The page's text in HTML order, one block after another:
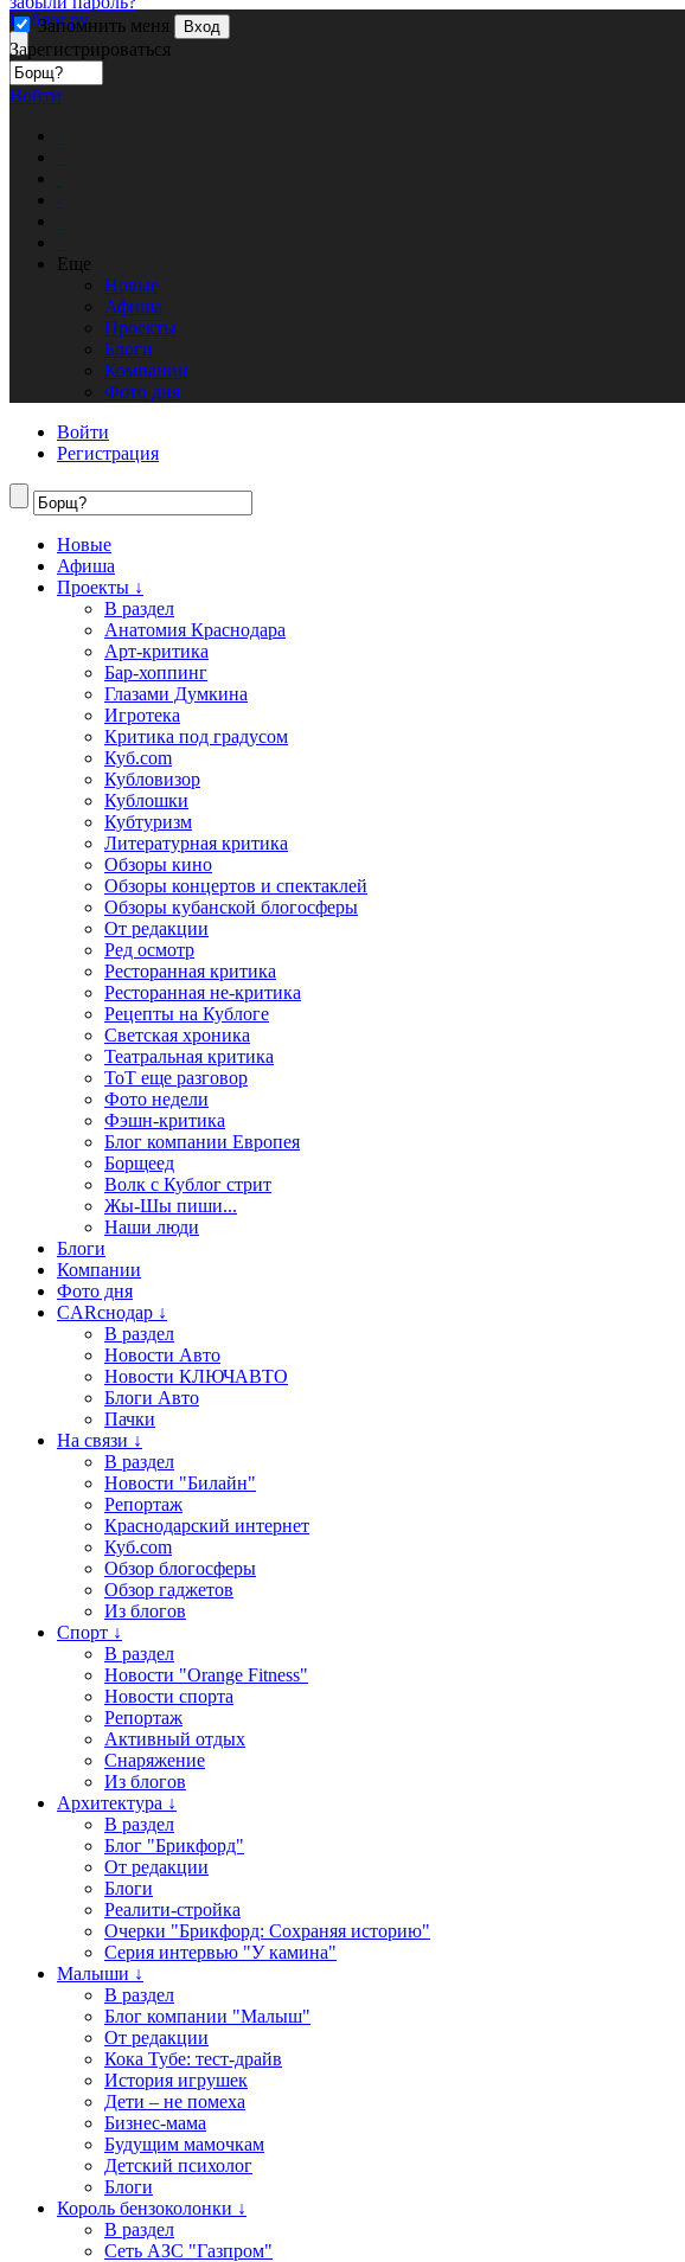
Запомнить меня
Вход
Зарегистрироваться
Кублог.ру
Войти
Еще
Новые
Афиша
Проекты
Блоги
Компании
Фото дня
Войти
Регистрация
Новые
Афиша
Проекты ↓
В раздел
Анатомия Краснодара
Арт-критика
Бар-хоппинг
Глазами Думкина
Игротека
Критика под градусом
Куб.com
Кубловизор
Кублошки
Кубтуризм
Литературная критика
Обзоры кино
Обзоры концертов и спектаклей
Обзоры кубанской блогосферы
От редакции
Ред осмотр
Ресторанная критика
Ресторанная не-критика
Рецепты на Кублоге
Светская хроника
Театральная критика
ТоТ еще разговор
Фото недели
Фэшн-критика
Блог компании Европея
Борщеед
Волк с Кублог стрит
Жы-Шы пиши...
Наши люди
Блоги
Компании
Фото дня
CARснодар ↓
В раздел
Новости Авто
Новости КЛЮЧАВТО
Блоги Авто
Пачки
На связи ↓
В раздел
Новости "Билайн"
Репортаж
Краснодарский интернет
Куб.com
Обзор блогосферы
Обзор гаджетов
Из блогов
Спорт ↓
В раздел
Новости "Orange Fitness"
Новости спорта
Репортаж
Активный отдых
Снаряжение
Из блогов
Архитектура ↓
В раздел
Блог "Брикфорд"
От редакции
Блоги
Реалити-стройка
Очерки "Брикфорд: Сохраняя историю"
Серия интервью "У камина"
Малыши ↓
В раздел
Блог компании "Малыш"
От редакции
Кока Тубе: тест-драйв
История игрушек
Дети – не помеха
Бизнес-мама
Будущим мамочкам
Детский психолог
Блоги
Король бензоколонки ↓
В раздел
Сеть АЗС "Газпром"